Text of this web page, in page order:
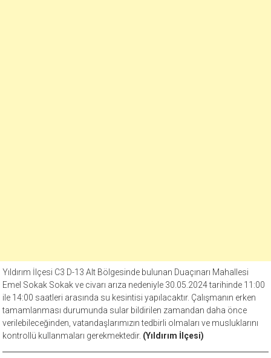
Yıldırım İlçesi C3 D-13 Alt Bölgesinde bulunan Duaçınarı Mahallesi
Emel Sokak Sokak ve civarı arıza nedeniyle 30.05.2024 tarihinde 11:00
ile 14:00 saatleri arasında su kesintisi yapılacaktır. Çalışmanın erken
tamamlanması durumunda sular bildirilen zamandan daha önce
verilebileceğinden, vatandaşlarımızın tedbirli olmaları ve musluklarını
kontrollü kullanmaları gerekmektedir. (Yıldırım İlçesi)